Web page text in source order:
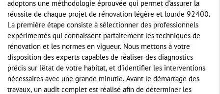
adoptons une méthodologie éprouvée qui permet d'assurer la
réussite de chaque projet de rénovation légère et lourde 92400.
La première étape consiste à sélectionner des professionnels
expérimentés qui connaissent parfaitement les techniques de
rénovation et les normes en vigueur. Nous mettons à votre
disposition des experts capables de réaliser des diagnostics
précis sur l'état de votre habitat, et d'identifier les interventions
nécessaires avec une grande minutie. Avant le démarrage des
travaux, un audit complet est réalisé afin de déterminer les